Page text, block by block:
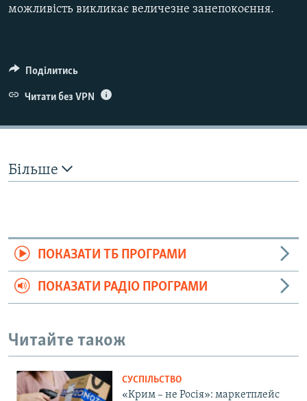
можливість викликає величезне занепокоєння.
Поділитись
Читати без VPN
Більше
ПОКАЗАТИ ТБ ПРОГРАМИ
ПОКАЗАТИ РАДІО ПРОГРАМИ
Читайте також
СУСПІЛЬСТВО
«Крим – не Росія»: маркетплейс